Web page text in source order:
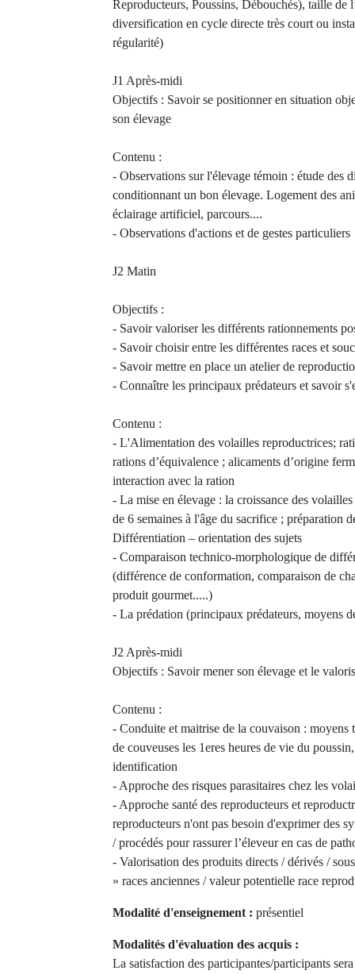
Reproducteurs, Poussins, Débouchés), taille de
diversification en cycle directe très court ou
régularité)
J1 Après-midi
Objectifs : Savoir se positionner en situation
son élevage
Contenu :
- Observations sur l'élevage témoin : étude des
conditionnant un bon élevage. Logement des
éclairage artificiel, parcours....
- Observations d'actions et de gestes particuliers
J2 Matin
Objectifs :
- Savoir valoriser les différents rationnements
- Savoir choisir entre les différentes races et
- Savoir mettre en place un atelier de
- Connaître les principaux prédateurs et savoir
Contenu :
- L'Alimentation des volailles reproductrices;
rations d’équivalence ; alicaments d’origine
interaction avec la ration
- La mise en élevage : la croissance des
de 6 semaines à l'âge du sacrifice ; préparation
Différentiation – orientation des sujets
- Comparaison technico-morphologique de
(différence de conformation, comparaison de
produit gourmet.....)
- La prédation (principaux prédateurs, moyens
J2 Après-midi
Objectifs : Savoir mener son élevage et le
Contenu :
- Conduite et maitrise de la couvaison : moyens
de couveuses les 1eres heures de vie du
identification
- Approche des risques parasitaires chez les
- Approche santé des reproducteurs et
reproducteurs n'ont pas besoin d'exprimer des
/ procédés pour rassurer l’éleveur en cas de
- Valorisation des produits directs / dérivés /
» races anciennes / valeur potentielle race
Modalité d'enseignement : présentiel
Modalités d'évaluation des acquis :
La satisfaction des participantes/participants